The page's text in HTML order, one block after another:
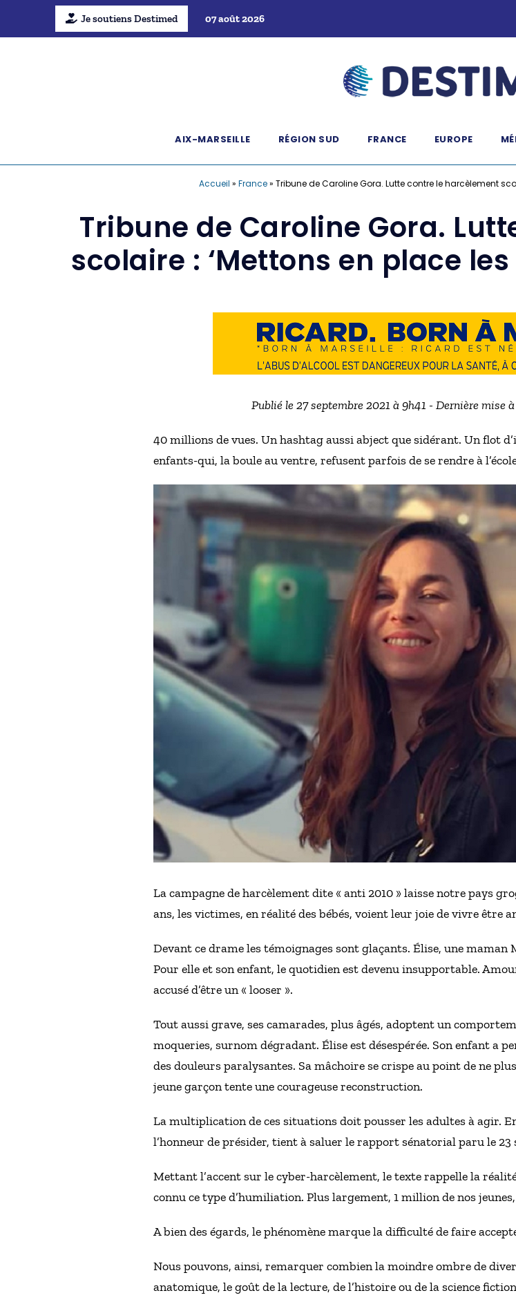
Je soutiens Destimed 07 août 2026
AIX-MARSEILLE RÉGION SUD FRANCE EUROPE
Accueil » France» Tribune de Caroline Gora. Lutte contre le harcèlement
Tribune de Caroline Gora.
scolaire : ‘Mettons en place
Publié le 27 septembre 2021 à 9h41 - Dernière mise
40 millions de vues. Un hashtag aussi abject que sidérant. Un flot
enfants-qui, la boule au ventre, refusent parfois de se rendre à
La campagne de harcèlement dite « anti 2010 » laisse notre pays
ans, les victimes, en réalité des bébés, voient leur joie de vivre être
Devant ce drame les témoignages sont glaçants. Élise, une
Pour elle et son enfant, le quotidien est devenu insupportable.
accusé d’être un « looser ».
Tout aussi grave, ses camarades, plus âgés, adoptent un
moqueries, surnom dégradant. Élise est désespérée. Son enfant a
des douleurs paralysantes. Sa mâchoire se crispe au point de ne
jeune garçon tente une courageuse reconstruction.
La multiplication de ces situations doit pousser les adultes à agir.
l’honneur de présider, tient à saluer le rapport sénatorial paru le 23
Mettant l’accent sur le cyber-harcèlement, le texte rappelle la
connu ce type d’humiliation. Plus largement, 1 million de nos
A bien des égards, le phénomène marque la difficulté de faire
Nous pouvons, ainsi, remarquer combien la moindre ombre de
anatomique, le goût de la lecture, de l’histoire ou de la science